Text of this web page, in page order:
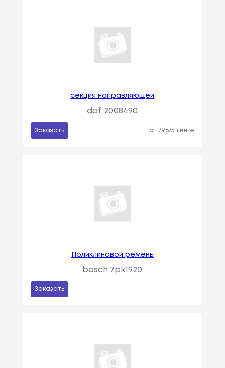
секция направляющей
daf 2008490
Заказать от 79675 тенге
Поликлиновой ремень
bosch 7pk1920
Заказать